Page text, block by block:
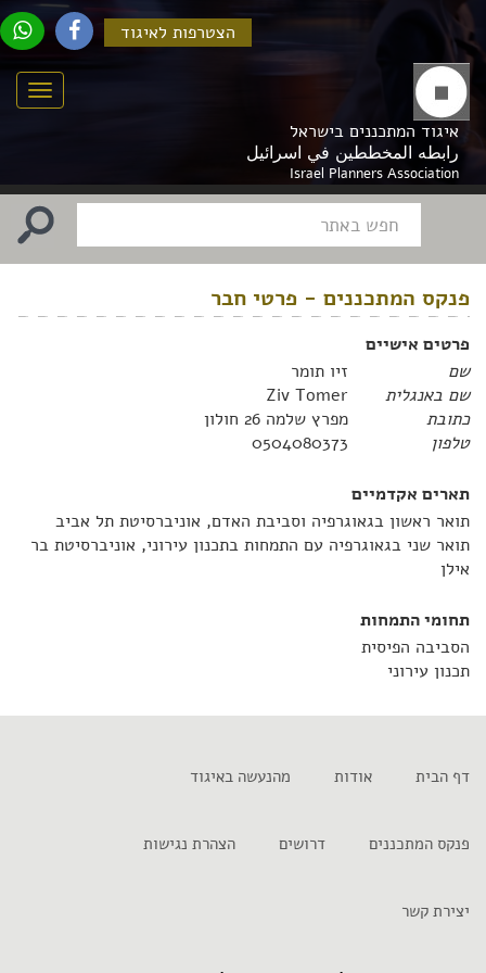
הצטרפות לאיגוד
איגוד המתכננים בישראל
رابطه المخططين في اسرائيل
Israel Planners Association
פנקס המתכננים - פרטי חבר
פרטים אישיים
שם
זיו תומר
שם באנגלית
Ziv Tomer
כתובת
מפרץ שלמה 26 חולון
טלפון
0504080373
תארים אקדמיים
תואר ראשון בגאוגרפיה וסביבת האדם, אוניברסיטת תל אביב
תואר שני בגאוגרפיה עם התמחות בתכנון עירוני, אוניברסיטת בר
אילן
תחומי התמחות
הסביבה הפיסית
תכנון עירוני
דף הבית אודות מהנעשה באיגוד
פנקס המתכננים דרושים הצהרת נגישות
יצירת קשר